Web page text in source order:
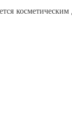
косметическим